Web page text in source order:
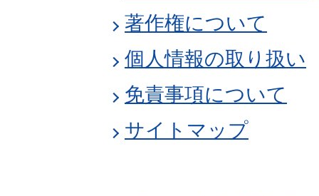
著作権について
個人情報の取り扱い
免責事項について
サイトマップ